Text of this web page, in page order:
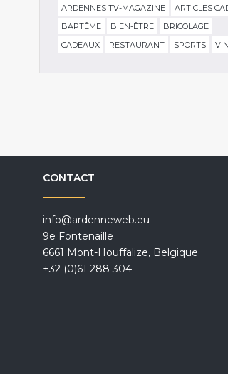
ARDENNES TV-MAGAZINE
ARTICLES
BAPTÊME
BIEN-ÊTRE
BRICOLAGE
CADEAUX
RESTAURANT SPORTS VIN
CONTACT
info@ardenneweb.eu
9e Fontenaille
6661 Mont-Houffalize, Belgique
+32 (0)61 288 304